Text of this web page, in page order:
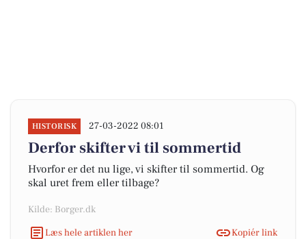
HISTORISK 27-03-2022 08:01
Derfor skifter vi til sommertid
Hvorfor er det nu lige, vi skifter til sommertid. Og
skal uret frem eller tilbage?
Kilde: Borger.dk
Læs hele artiklen her
Kopiér link